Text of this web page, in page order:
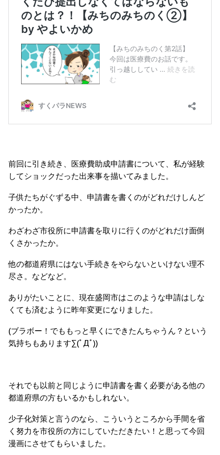
前回に引き続き、医療費助成申請書について、私が経験
してショックだった出来事を描いてみました。
子供たちがぐずる中、申請書を書くのがどれだけしんど
かったか。
わざわざ市役所に申請書を取りに行くのがどれだけ面倒
くさかったか。
他の都道府県にはない手続きをやらないといけない理不
尽さ。などなど。
ありがたいことに、現在盛岡市はこのような申請はしな
くても済むように昨年変更になりました。
(ブラボー！でももっと早くにできたんちゃうん？という
気持ちもあります∑(ﾟДﾟ))
それでも以前と同じように申請書を書く必要がある他の
都道府県の方もいるかもしれない。
少子化対策と言うのなら、こういうところから手間を省
く努力を市役所の方にしていただきたい！と思って今回
漫画にさせてもらいました。